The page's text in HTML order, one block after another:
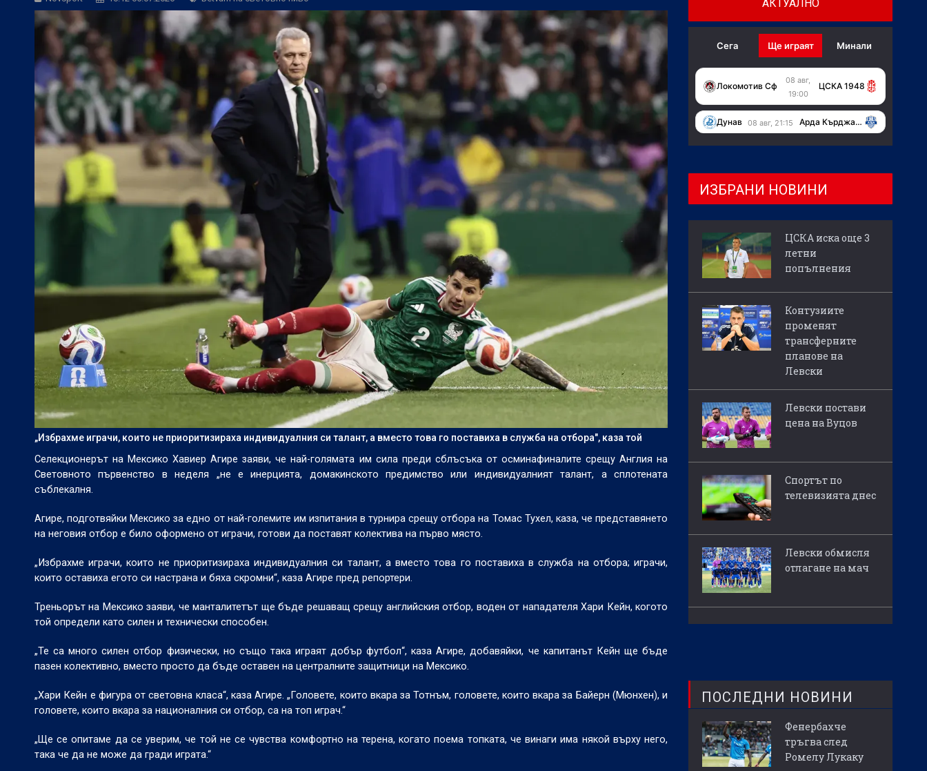
БГ Футбол:Контузиите променят трансферните планове на Левски
БГ Футбол:Левски постави цена на Вуцов
„Избрахме играчи, които не приоритизираха индивидуалния си талант, а вместо това го поставиха в служба на отбора", каза той
Селекционерът на Мексико Хавиер Агире заяви, че най-голямата им сила преди сблъсъка от осминафиналите срещу Англия на
Световното първенство в неделя „не е инерцията, домакинското предимство или индивидуалният талант, а сплотената
съблекалня.
Агире, подготвяйки Мексико за едно от най-големите им изпитания в турнира срещу отбора на Томас Тухел, каза, че представянето
на неговия отбор е било оформено от играчи, готови да поставят колектива на първо място.
„Избрахме играчи, които не приоритизираха индивидуалния си талант, а вместо това го поставиха в служба на отбора; играчи,
които оставиха егото си настрана и бяха скромни“, каза Агире пред репортери.
Треньорът на Мексико заяви, че манталитетът ще бъде решаващ срещу английския отбор, воден от нападателя Хари Кейн, когото
той определи като силен и технически способен.
„Те са много силен отбор физически, но също така играят добър футбол“, каза Агире, добавяйки, че капитанът Кейн ще бъде
пазен колективно, вместо просто да бъде оставен на централните защитници на Мексико.
„Хари Кейн е фигура от световна класа“, каза Агире. „Головете, които вкара за Тотнъм, головете, които вкара за Байерн (Мюнхен), и
головете, които вкара за националния си отбор, са на топ играч.“
„Ще се опитаме да се уверим, че той не се чувства комфортно на терена, когато поема топката, че винаги има някой върху него,
така че да не може да гради играта.“
АКТУАЛНО
Сега Ще играят Минали
Локомотив Сф
08 авг,
19:00
ЦСКА 1948
Дунав 08 авг, 21:15 Арда Кърджали
ИЗБРАНИ НОВИНИ
ЦСКА иска още 3
летни
попълнения
Контузиите
променят
трансферните
планове на
Левски
Левски постави
цена на Вуцов
Спортът по
телевизията днес
Левски обмисля
отлагане на мач
ПОСЛЕДНИ НОВИНИ
Фенербахче
тръгва след
Ромелу Лукаку